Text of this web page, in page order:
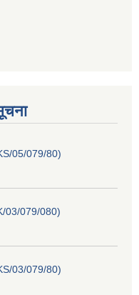
05/079/80)
03/079/080)
03/079/80)